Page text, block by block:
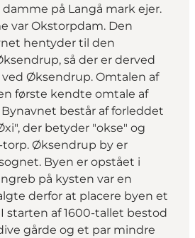
damme på Langå mark ejer.
var Okstorpdam. Den
hentyder til den
så der er derved
Øksendrup. Omtalen af
første kendte omtale af
består af forleddet
der betyder "okse" og
Øksendrup by er
Byen er opstået i
på kysten var en
derfor at placere byen et
starten af 1600-tallet bestod
gårde og et par mindre